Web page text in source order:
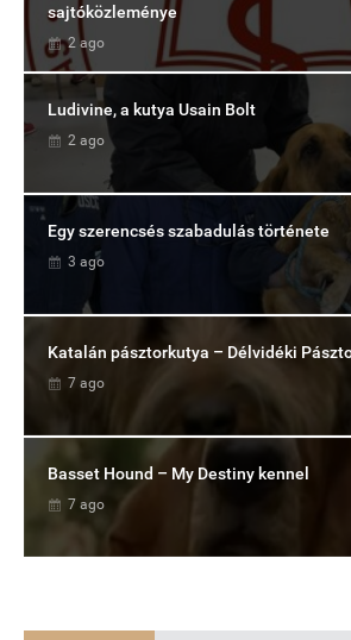
sajtóközleménye
2 ago
Ludivine, a kutya Usain Bolt
2 ago
Egy szerencsés szabadulás története
3 ago
Katalán pásztorkutya – Délvidéki
7 ago
Basset Hound – My Destiny kennel
7 ago